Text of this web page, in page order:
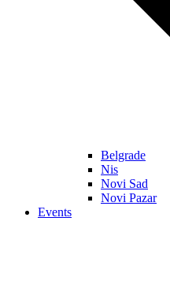
Belgrade
Nis
Novi Sad
Novi Pazar
Events